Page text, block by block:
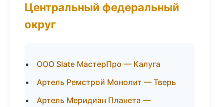
Центральный федеральный
округ
ООО Slate МастерПро — Калуга
Артель Ремстрой Монолит — Тверь
Артель Меридиан Планета —